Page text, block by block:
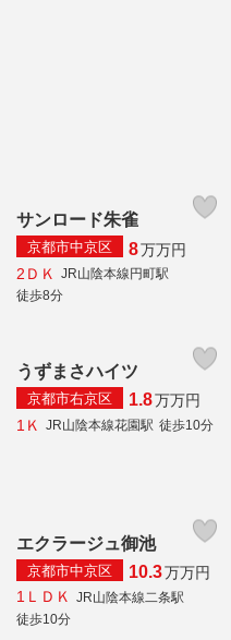
サンロード朱雀
京都市中京区 8万万円
2ＤＫ
JR山陰本線円町駅
徒歩8分
うずまさハイツ
京都市右京区 1.8万万円
1Ｋ
JR山陰本線花園駅 徒歩10分
エクラージュ御池
京都市中京区 10.3万万円
1ＬＤＫ JR山陰本線二条駅
徒歩10分